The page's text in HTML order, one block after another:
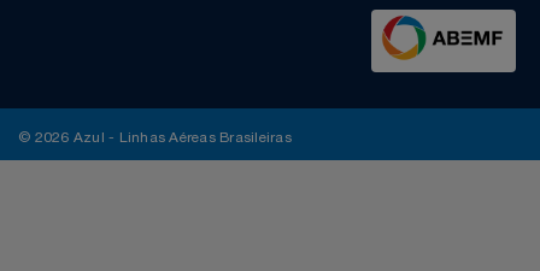
© 2026 Azul - Linhas Aéreas Brasileiras